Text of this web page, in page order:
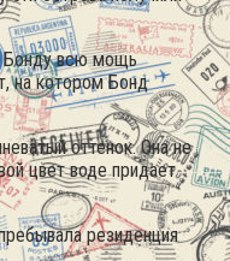
Бонду всю мощь
на котором Бонд
оттенок. Она не
цвет воде придает
резиденция